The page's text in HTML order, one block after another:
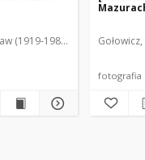
(1919-1983). Fot. Gołowicz,
fotografia